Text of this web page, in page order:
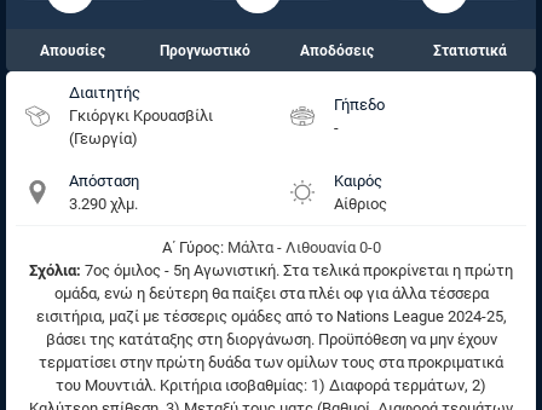
Απουσίες Προγνωστικό Αποδόσεις Στατιστικά
Διαιτητής
Γκιόργκι Κρουασβίλι
(Γεωργία)
Γήπεδο
-
Απόσταση
3.290 χλμ.
Καιρός
Αίθριος
Α΄ Γύρος: Μάλτα - Λιθουανία 0-0
Σχόλια: 7ος όμιλος - 5η Αγωνιστική. Στα τελικά προκρίνεται η πρώτη
ομάδα, ενώ η δεύτερη θα παίξει στα πλέι οφ για άλλα τέσσερα
εισιτήρια, μαζί με τέσσερις ομάδες από το Nations League 2024-25,
βάσει της κατάταξης στη διοργάνωση. Προϋπόθεση να μην έχουν
τερματίσει στην πρώτη δυάδα των ομίλων τους στα προκριματικά
του Μουντιάλ. Κριτήρια ισοβαθμίας: 1) Διαφορά τερμάτων, 2)